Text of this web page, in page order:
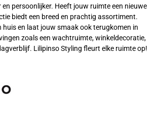
en persoonlijker. Heeft jouw ruimte een nieuwe
biedt een breed en prachtig assortiment.
huis en laat jouw smaak ook terugkomen in
zoals een wachtruimte, winkeldecoratie,
Lilipinso Styling fleurt elke ruimte op!